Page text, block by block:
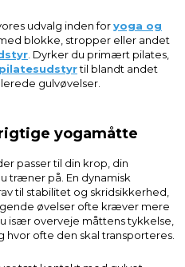
udvalg inden foryoga og
blokke, stropper eller andet
. Dyrker du primært pilates,
pilatesudstyrtil blandt andet
gulvøvelser.
yogamåtte
passer til din krop, din
træner på. En dynamisk
til stabilitet og skridsikkerhed,
øvelser ofte kræver mere
især overveje måttens tykkelse,
ofte den skal transporteres.